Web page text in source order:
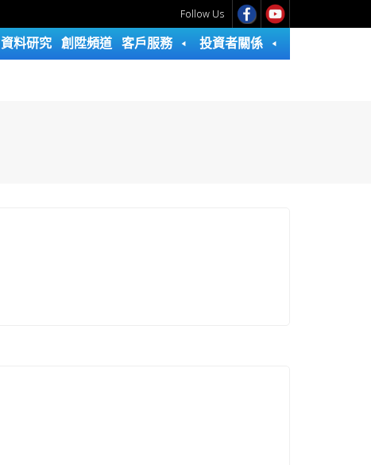
Follow Us
資料研究 創陞頻道 客戶服務 投資者關係